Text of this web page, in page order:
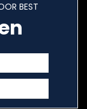
BEST